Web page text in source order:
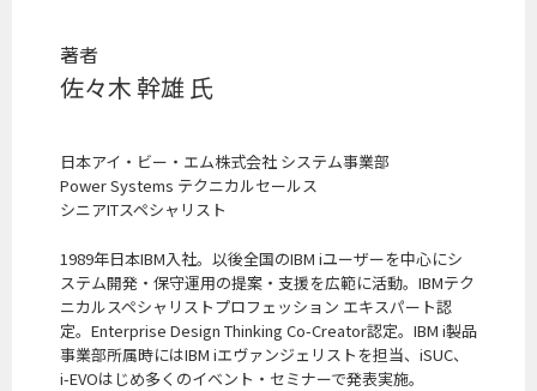
著者
佐々木 幹雄 氏
日本アイ・ビー・エム株式会社 システム事業部
Power Systems テクニカルセールス
シニアITスペシャリスト
1989年日本IBM入社。以後全国のIBM iユーザーを中心にシ
ステム開発・保守運用の提案・支援を広範に活動。IBMテク
ニカルスペシャリストプロフェッション エキスパート認
定。Enterprise Design Thinking Co-Creator認定。IBM i製品
事業部所属時にはIBM iエヴァンジェリストを担当、iSUC、
i-EVOはじめ多くのイベント・セミナーで発表実施。